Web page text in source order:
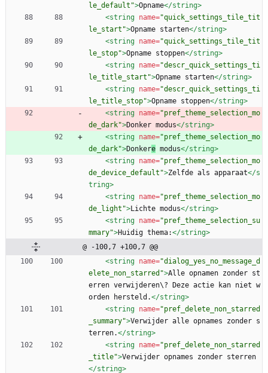
le_default">Opname</string>
<string name="quick_settings_tile_tit
le_start">Opname starten</string>
<string name="quick_settings_tile_tit
le_stop">Opname stoppen</string>
<string name="descr_quick_settings_ti
le_title_start">Opname starten</string>
<string name="descr_quick_settings_ti
le_title_stop">Opname stoppen</string>
<string name="pref_theme_selection_mo
de_dark">Donker modus</string>
<string
name="pref_theme_selection_mo
de_dark">Donkere modus</string>
<string name="pref_theme_selection_mo
de_device_default">Zelfde als apparaat</s
tring>
<string name="pref_theme_selection_mo
de_light">Lichte modus</string>
<string name="pref_theme_selection_su
mmary">Huidig thema:</string>
@ -100,7 +100,7 @@
<string name="dialog_yes_no_message_d
elete_non_starred">Alle opnamen zonder st
erren verwijderen\? Deze actie kan niet w
orden hersteld.</string>
<string name="pref_delete_non_starred
_summary">Verwijder alle opnames zonder s
terren.</string>
<string name="pref_delete_non_starred
_title">Verwijder opnames zonder sterren
</string>